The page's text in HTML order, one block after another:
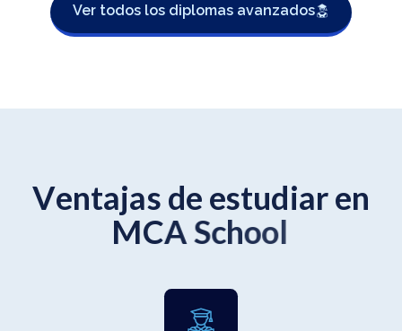
Ver todos los diplomas avanzados
Ventajas de estudiaren
MCASchool